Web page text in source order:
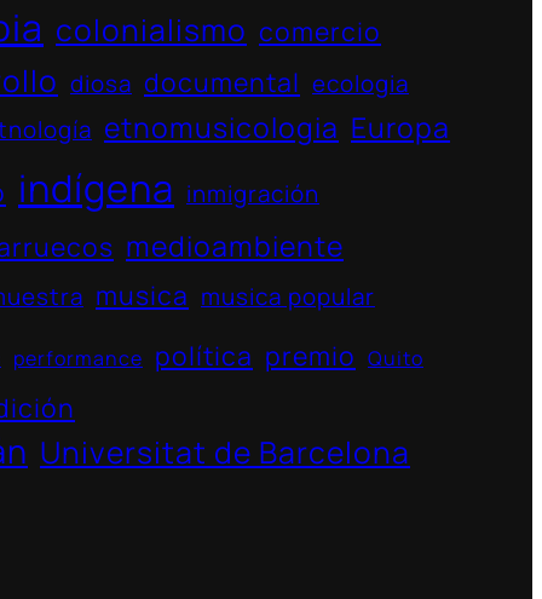
colonialismo comercio
diosa documental ecologia
etnomusicologia Europa
indígena inmigración
medioambiente
musica musica popular
performance política premio Quito
Universitat de Barcelona